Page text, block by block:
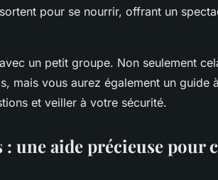
sortent pour se nourrir, offrant un
un petit groupe. Non seulement
mais vous aurez également un guide
et veiller à votre sécurité.
: une aide précieuse pour